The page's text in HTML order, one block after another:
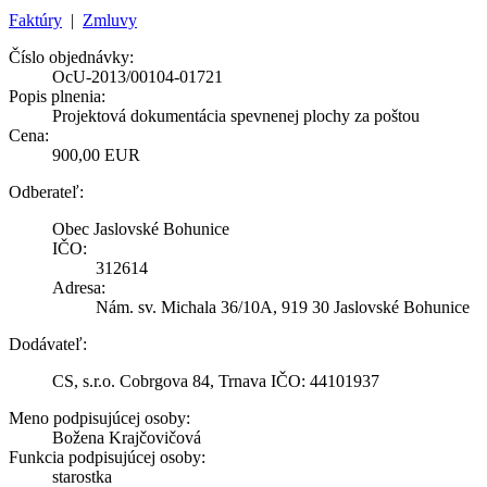
Faktúry | Zmluvy
Číslo objednávky:
OcU-2013/00104-01721
Popis plnenia:
Projektová dokumentácia spevnenej plochy za poštou
Cena:
900,00 EUR
Odberateľ:
Obec Jaslovské Bohunice
IČO:
312614
Adresa:
Nám. sv. Michala 36/10A, 919 30 Jaslovské Bohunice
Dodávateľ:
CS, s.r.o. Cobrgova 84, Trnava IČO: 44101937
Meno podpisujúcej osoby:
Božena Krajčovičová
Funkcia podpisujúcej osoby:
starostka